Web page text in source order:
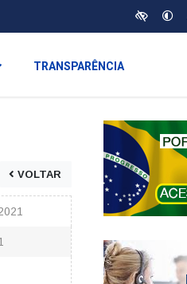
TRANSPARÊNCIA
VOLTAR